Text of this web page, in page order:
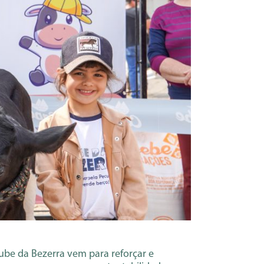
da Bezerra vem para reforçar e